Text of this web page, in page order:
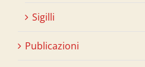
Sigilli
Publicazioni